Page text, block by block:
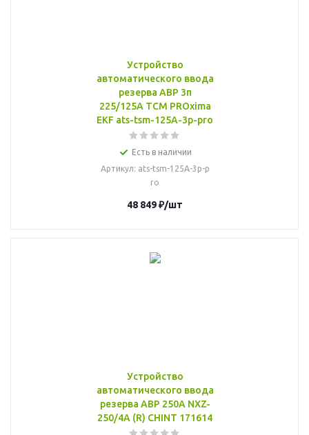
Устройство
автоматического ввода
резерва АВР 3п
225/125А ТСМ PROxima
EKF ats-tsm-125A-3p-pro
Есть в наличии
Артикул: ats-tsm-125A-3p-p
ro
48 849₽/шт
Устройство
автоматического ввода
резерва АВР 250А NXZ-
250/4A (R) CHINT 171614